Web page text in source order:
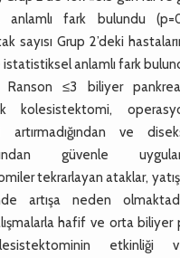
anlamlı fark bulundu
sayısı Grup 2’deki
istatistiksel anlamlı fark
Ranson ≤3 biliyer
kolesistektomi,
artırmadığından ve
güvenle
tekrarlayan ataklar,
artışa neden
hafif ve orta
etkinliği